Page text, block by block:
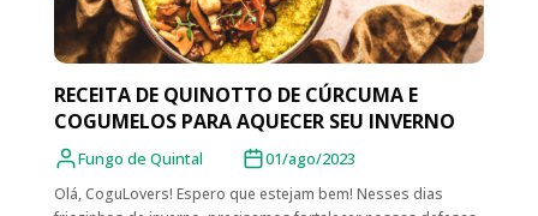
RECEITA DE QUINOTTO DE CÚRCUMA E
COGUMELOS PARA AQUECER SEU INVERNO
Fungo de Quintal 01/ago/2023
Olá, CoguLovers! Espero que estejam bem! Nesses dias